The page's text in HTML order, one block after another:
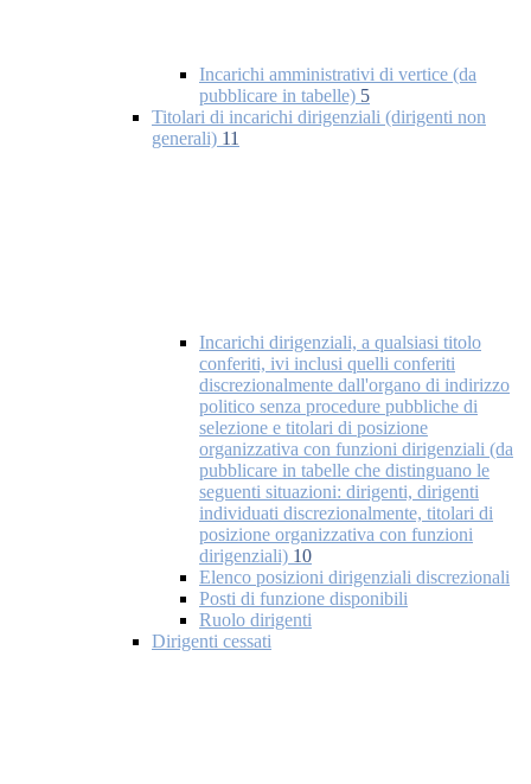
Incarichi amministrativi di vertice (da
pubblicare in tabelle) 5
Titolari di incarichi dirigenziali (dirigenti non
generali) 11
Incarichi dirigenziali, a qualsiasi titolo
conferiti, ivi inclusi quelli conferiti
discrezionalmente dall'organo di indirizzo
politico senza procedure pubbliche di
selezione e titolari di posizione
organizzativa con funzioni dirigenziali (da
pubblicare in tabelle che distinguano le
seguenti situazioni: dirigenti, dirigenti
individuati discrezionalmente, titolari di
posizione organizzativa con funzioni
dirigenziali) 10
Elenco posizioni dirigenziali discrezionali
Posti di funzione disponibili
Ruolo dirigenti
Dirigenti cessati